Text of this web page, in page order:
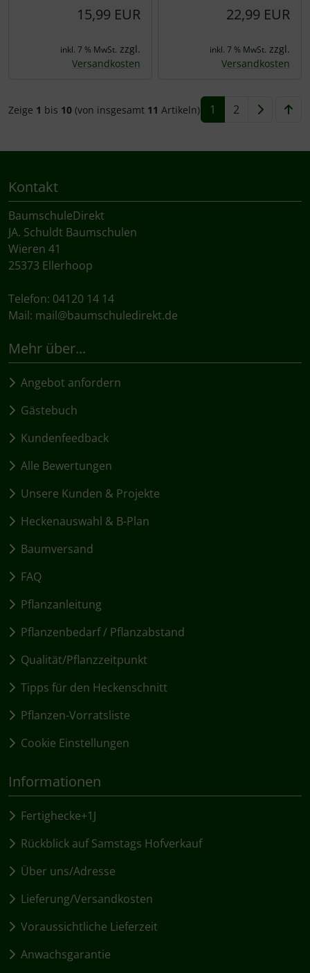
15,99 EUR
inkl. 7 % MwSt. zzgl.
Versandkosten
22,99 EUR
inkl. 7 % MwSt. zzgl.
Versandkosten
Zeige 1 bis 10 (von insgesamt 11 Artikeln) 1 2
Kontakt
BaumschuleDirekt
JA. Schuldt Baumschulen
Wieren 41
25373 Ellerhoop
Telefon: 04120 14 14
Mail: mail@baumschuledirekt.de
Mehr über...
Angebot anfordern
Gästebuch
Kundenfeedback
Alle Bewertungen
Unsere Kunden & Projekte
Heckenauswahl & B-Plan
Baumversand
FAQ
Pflanzanleitung
Pflanzenbedarf / Pflanzabstand
Qualität/Pflanzzeitpunkt
Tipps für den Heckenschnitt
Pflanzen-Vorratsliste
Cookie Einstellungen
Informationen
Fertighecke+1J
Rückblick auf Samstags Hofverkauf
Über uns/Adresse
Lieferung/Versandkosten
Voraussichtliche Lieferzeit
Anwachsgarantie